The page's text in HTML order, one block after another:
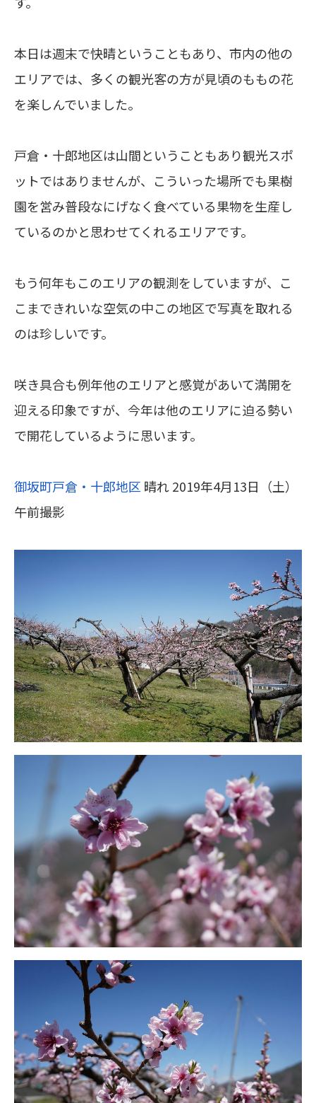
本日は週末で快晴ということもあり、市内の他の
エリアでは、多くの観光客の方が見頃のももの花
を楽しんでいました。
戸倉・十郎地区は山間ということもあり観光スポ
ットではありませんが、こういった場所でも果樹
園を営み普段なにげなく食べている果物を生産し
ているのかと思わせてくれるエリアです。
もう何年もこのエリアの観測をしていますが、こ
こまできれいな空気の中この地区で写真を取れる
のは珍しいです。
咲き具合も例年他のエリアと感覚があいて満開を
迎える印象ですが、今年は他のエリアに迫る勢い
で開花しているように思います。
御坂町戸倉・十郎地区 晴れ 2019年4月13日（土）
午前撮影